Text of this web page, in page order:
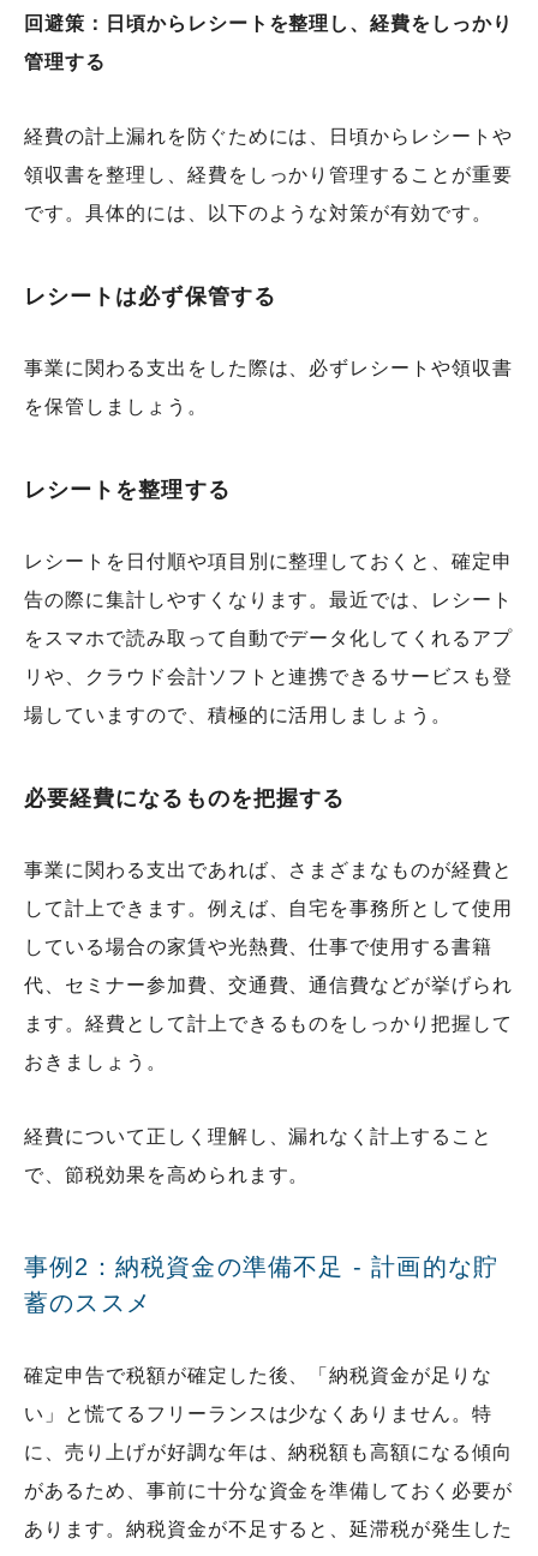
回避策：日頃からレシートを整理し、経費をしっかり
管理する
経費の計上漏れを防ぐためには、日頃からレシートや
領収書を整理し、経費をしっかり管理することが重要
です。具体的には、以下のような対策が有効です。
レシートは必ず保管する
事業に関わる支出をした際は、必ずレシートや領収書
を保管しましょう。
レシートを整理する
レシートを日付順や項目別に整理しておくと、確定申
告の際に集計しやすくなります。最近では、レシート
をスマホで読み取って自動でデータ化してくれるアプ
リや、クラウド会計ソフトと連携できるサービスも登
場していますので、積極的に活用しましょう。
必要経費になるものを把握する
事業に関わる支出であれば、さまざまなものが経費と
して計上できます。例えば、自宅を事務所として使用
している場合の家賃や光熱費、仕事で使用する書籍
代、セミナー参加費、交通費、通信費などが挙げられ
ます。経費として計上できるものをしっかり把握して
おきましょう。
経費について正しく理解し、漏れなく計上すること
で、節税効果を高められます。
事例2：納税資金の準備不足 - 計画的な貯
蓄のススメ
確定申告で税額が確定した後、「納税資金が足りな
い」と慌てるフリーランスは少なくありません。特
に、売り上げが好調な年は、納税額も高額になる傾向
があるため、事前に十分な資金を準備しておく必要が
あります。納税資金が不足すると、延滞税が発生した